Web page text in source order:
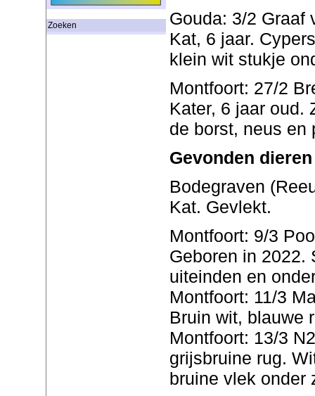
Zoeken
Gouda: 3/2 Graaf
Kat, 6 jaar.
klein wit stukje
Montfoort: 27/2
Kater, 6 jaar oud.
de borst, neus en
Gevonden dieren
Bodegraven
Kat. Gevlekt.
Montfoort: 9/3
Geboren in 2022.
uiteinden en
Montfoort: 11/3
Bruin wit, blauwe
Montfoort: 13/3
grijsbruine rug.
bruine vlek onder